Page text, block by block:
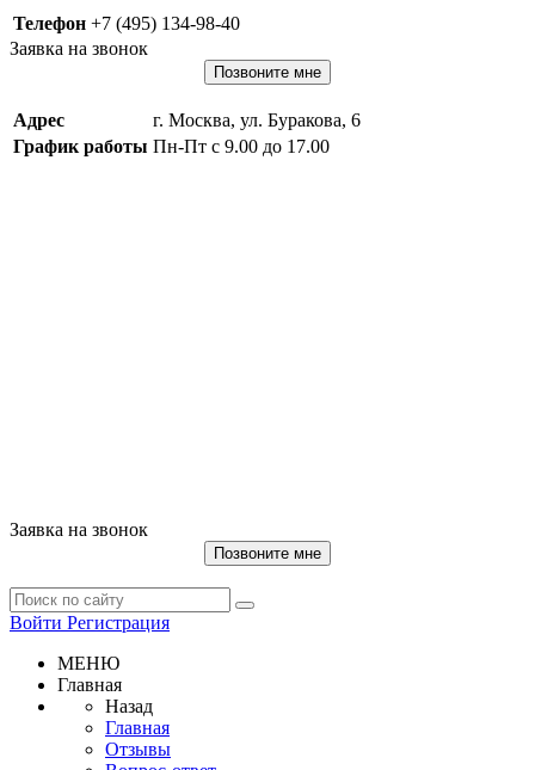
Телефон +7 (495) 134-98-40
Заявка на звонок
Позвоните мне
Адрес
г. Москва, ул. Буракова, 6
График работы Пн-Пт с 9.00 до 17.00
Заявка на звонок
Позвоните мне
Войти Регистрация
МЕНЮ
Главная
Назад
Главная
Отзывы